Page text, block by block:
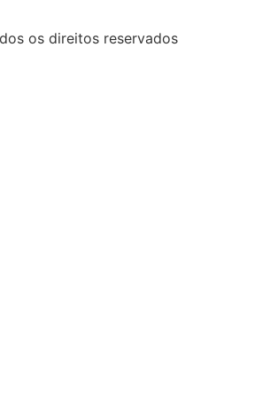
os direitos reservados